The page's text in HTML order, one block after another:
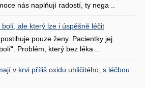
nás naplňují radostí, ty nega ..
ale který lze i úspěšně léčit
pouze ženy. Pacientky jej
Problém, který bez léka ..
v krvi příliš oxidu uhličitého, s léčbou